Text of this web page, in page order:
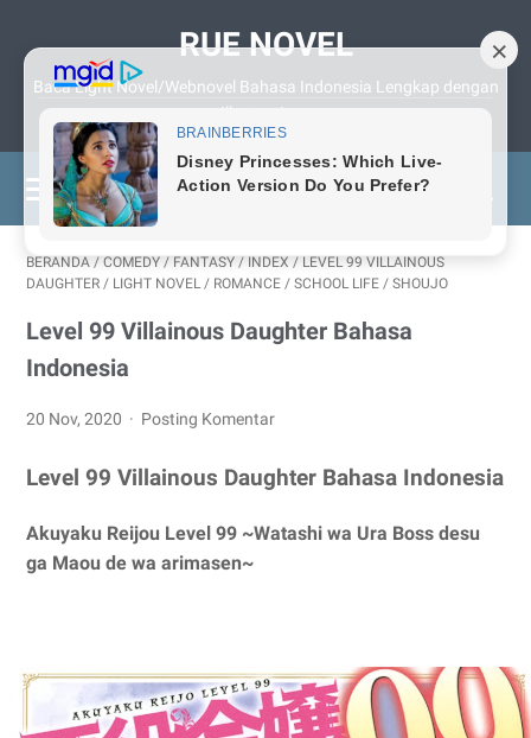
RUE NOVEL
Baca Light Novel/Webnovel Bahasa Indonesia Lengkap dengan
Illustrasinya
BERANDA / COMEDY / FANTASY / INDEX / LEVEL 99 VILLAINOUS
DAUGHTER / LIGHT NOVEL / ROMANCE / SCHOOL LIFE / SHOUJO
Level 99 Villainous Daughter Bahasa
Indonesia
20 Nov, 2020 Posting Komentar
Level 99 Villainous Daughter Bahasa Indonesia
Akuyaku Reijou Level 99 ~Watashi wa Ura Boss desu
ga Maou de wa arimasen~